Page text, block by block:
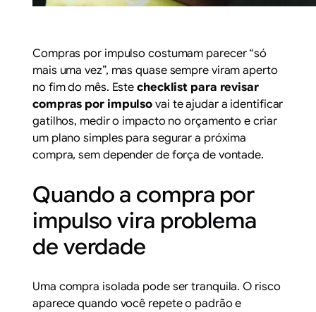
Compras por impulso costumam parecer “só
mais uma vez”, mas quase sempre viram aperto
no fim do mês. Estechecklist para revisar
compras por impulso vai te ajudar a identificar
gatilhos, medir o impacto no orçamento e criar
um plano simples para segurar a próxima
compra, sem depender de força de vontade.
Quando a compra por
impulso vira problema
de verdade
Uma compra isolada pode ser tranquila. O risco
aparece quando você repete o padrão e